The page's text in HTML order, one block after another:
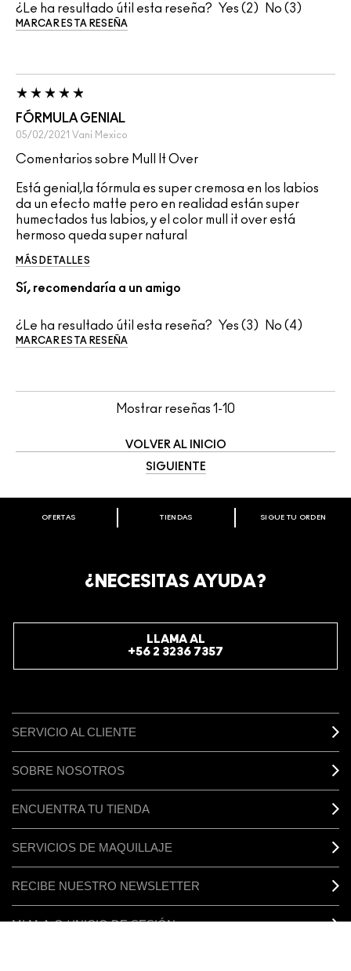
¿Le ha resultado útil esta reseña? 2 3
MARCAR ESTA RESEÑA
FÓRMULA GENIAL
05/02/2021 Vani Mexico
Comentarios sobre Mull It Over
Está genial,la fórmula es super cremosa en los labios
da un efecto matte pero en realidad están super
humectados tus labios, y el color mull it over está
hermoso queda super natural
MÁS DETALLES
Sí, recomendaría a un amigo
¿Le ha resultado útil esta reseña? 3 4
MARCAR ESTA RESEÑA
Mostrar reseñas 1-10
VOLVER AL INICIO
SIGUIENTE
BIENVENIDO A M·A·C COSMETICS
REGÍSTRATE AHORA PARA RECIBIR INFORMACIÓN
OFERTAS TIENDAS SIGUE TU ORDEN
¿NECESITAS AYUDA?
LLAMA AL
+56 2 3236 7357
SERVICIO AL CLIENTE
SOBRE NOSOTROS
ENCUENTRA TU TIENDA
SERVICIOS DE MAQUILLAJE
RECIBE NUESTRO NEWSLETTER
MI M·A·C / INICIO DE SESIÓN